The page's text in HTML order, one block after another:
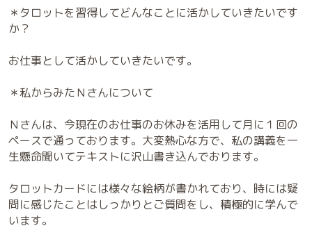
＊タロットを習得してどんなことに活かしていきたいです
か？
お仕事として活かしていきたいです。
＊私からみたＮさんについて
Ｎさんは、今現在のお仕事のお休みを活用して月に１回の
ペースで通っております。大変熱心な方で、私の講義を一
生懸命聞いてテキストに沢山書き込んでおります。
タロットカードには様々な絵柄が書かれており、時には疑
問に感じたことはしっかりとご質問をし、積極的に学んで
います。